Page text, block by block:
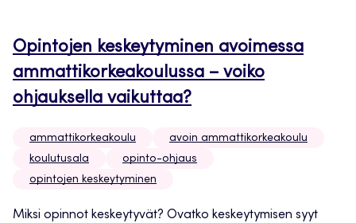
Opintojen keskeytyminen avoimessa
ammattikorkeakoulussa – voiko
ohjauksella vaikuttaa?
ammattikorkeakoulu
avoin ammattikorkeakoulu
koulutusala
opinto-ohjaus
opintojen keskeytyminen
Miksi opinnot keskeytyvät? Ovatko keskeytymisen syyt